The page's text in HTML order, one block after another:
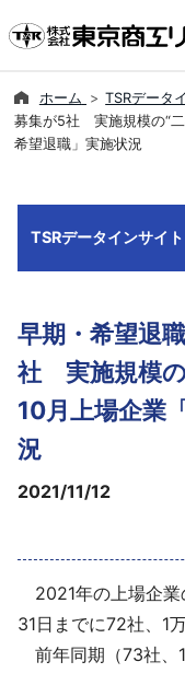
ホーム TSRデータ
募集が5社 実施規模の“
希望退職」実施状況
TSRデータインサイト
早期・希望退
社 実施規模
10月上場企業
況
2021/11/12
2021年の上場企業
31日までに72社、1
前年同期（73社、